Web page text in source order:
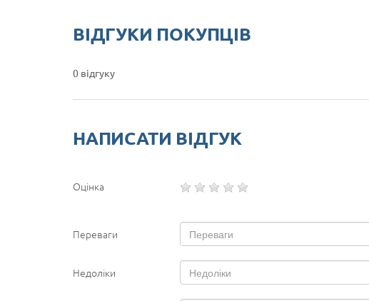
ВІДГУКИ ПОКУПЦІВ
0 відгуку
НАПИСАТИ ВІДГУК
Оцінка
Переваги
Недоліки